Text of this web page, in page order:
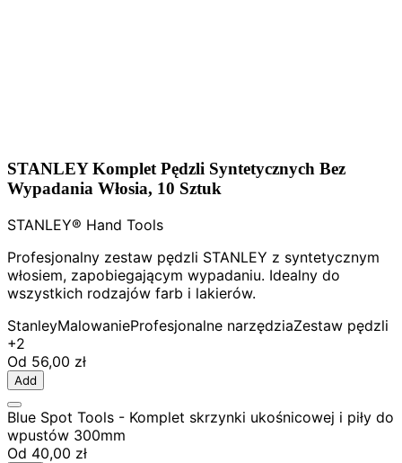
STANLEY Komplet Pędzli Syntetycznych Bez
Wypadania Włosia, 10 Sztuk
STANLEY® Hand Tools
Profesjonalny zestaw pędzli STANLEY z syntetycznym
włosiem, zapobiegającym wypadaniu. Idealny do
wszystkich rodzajów farb i lakierów.
StanleyMalowanieProfesjonalne narzędziaZestaw pędzli
+2
Od 56,00 zł
Add
Blue Spot Tools - Komplet skrzynki ukośnicowej i piły do
wpustów 300mm
Od 40,00 zł